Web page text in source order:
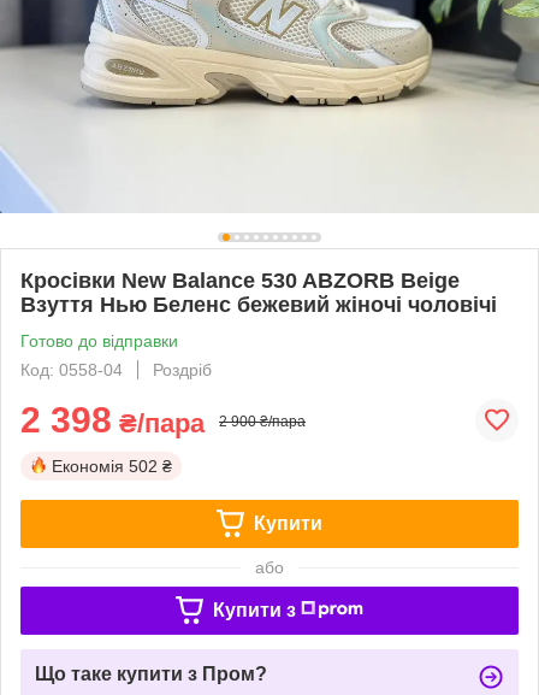
Кросівки New Balance 530 ABZORB Beige
Взуття Нью Беленс бежевий жіночі чоловічі
Готово до відправки
Код: 0558-04
Роздріб
2 398 ₴/пара 2 900 ₴/пара
Економія 502 ₴
Купити
або
Купити з
Що таке купити з Пром?